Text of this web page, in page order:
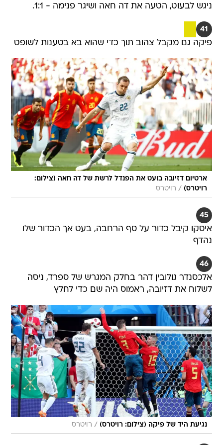
ניגש לבעוט, הטעה את דה חאה ושיגר פנימה - 1:1.
41
פיקה גם מקבל צהוב תוך כדי שהוא בא בטענות לשופט
ארטיום דזיובה בועט את הפנדל לרשת של דה חאה (צילום:
רויטרס) / רויטרס
45
איסקו קיבל כדור על סף הרחבה, בעט אך הכדור שלו
נהדף
46
אלכסנדר גולובין דהר בחלק המגרש של ספרד, ניסה
לשלוח את דזיובה, ראמוס היה שם כדי לחלץ
נגיעת היד של פיקה (צילום: רויטרס) / רויטרס